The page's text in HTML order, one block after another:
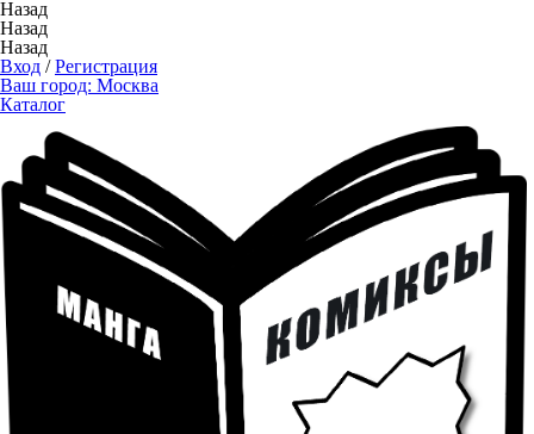
Назад
Назад
Назад
Вход /Регистрация
Ваш город: Москва
Каталог